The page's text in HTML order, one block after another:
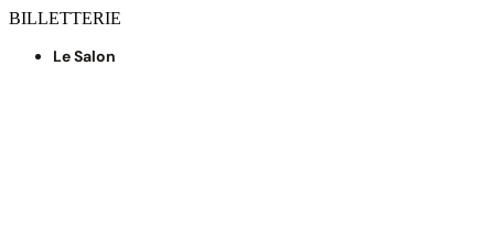
BILLETTERIE
Le Salon